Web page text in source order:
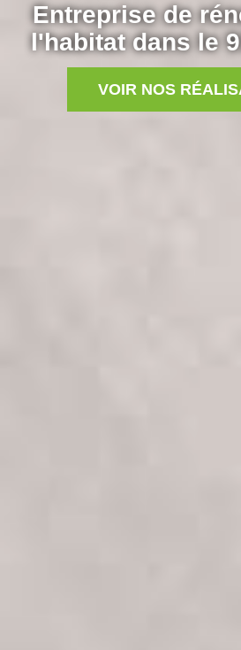
Entreprise de
l'habitat dans le
VOIR NOS